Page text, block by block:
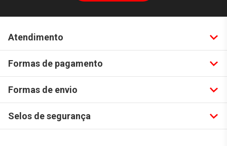
Atendimento
Formas de pagamento
Formas de envio
Selos de segurança